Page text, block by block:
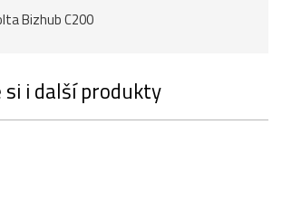
Bizhub C200
i další produkty